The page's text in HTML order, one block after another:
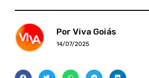
Por Viva Goiás
14/07/2025